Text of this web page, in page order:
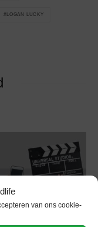
van ons cookie-
LOGAN LUCKY
echte filmfans